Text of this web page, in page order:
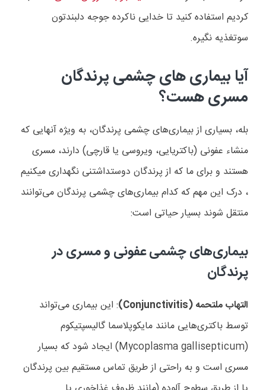
کردیم استفاده کنید تا خدایی ناکرده جوجه دلبندتون
سوتغذیه نگیره.
آیا بیماری های چشمی پرندگان
مسری هست؟
بله، بسیاری از بیماری‌های چشمی پرندگان، به ویژه آنهایی که
منشاء عفونی (باکتریایی، ویروسی یا قارچی) دارند، مسری
هستند و برای ما که از پرندگان دوستداشتنی نگهداری میکنیم
، درک این مهم که کدام بیماری‌های چشمی پرندگان می‌توانند
منتقل شوند بسیار حیاتی است:
بیماری‌های چشمی عفونی و مسری در
پرندگان
التهاب ملتحمه (Conjunctivitis)
: این بیماری می‌تواند
توسط باکتری‌هایی مانند مایکوپلاسما گالیسپتیکوم
(Mycoplasma gallisepticum) ایجاد شود که بسیار
مسری است و به راحتی از طریق تماس مستقیم بین پرندگان